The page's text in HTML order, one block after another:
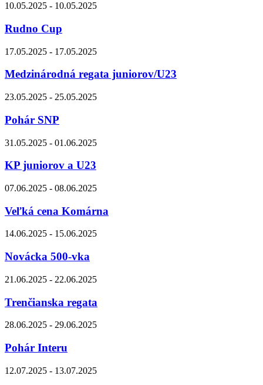
10.05.2025 - 10.05.2025
Rudno Cup
17.05.2025 - 17.05.2025
Medzinárodná regata juniorov/U23
23.05.2025 - 25.05.2025
Pohár SNP
31.05.2025 - 01.06.2025
KP juniorov a U23
07.06.2025 - 08.06.2025
Veľká cena Komárna
14.06.2025 - 15.06.2025
Novácka 500-vka
21.06.2025 - 22.06.2025
Trenčianska regata
28.06.2025 - 29.06.2025
Pohár Interu
12.07.2025 - 13.07.2025